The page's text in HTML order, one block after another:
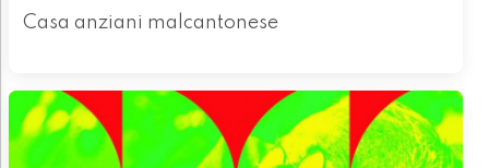
Casa anziani malcantonese